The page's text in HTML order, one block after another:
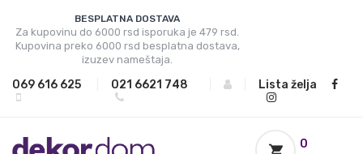
BESPLATNA DOSTAVA
Za kupovinu do 6000 rsd isporuka je 479 rsd.
Kupovina preko 6000 rsd besplatna dostava,
izuzev nameštaja.
069 616 625 021 6621 748 Lista želja
0